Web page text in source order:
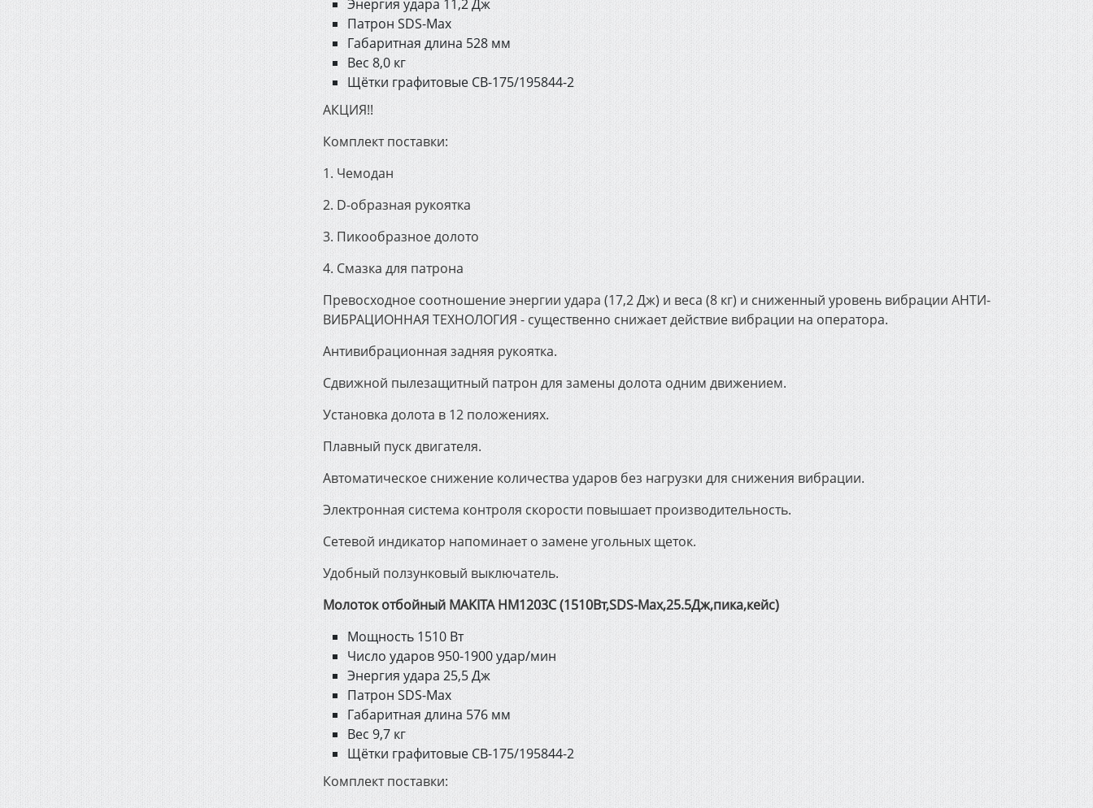
Энергия удара 11,2 Дж
Патрон SDS-Max
Габаритная длина 528 мм
Вес 8,0 кг
Щётки графитовые СВ-175/195844-2
АКЦИЯ!!
Комплект поставки:
1. Чемодан
2. D-образная рукоятка
3. Пикообразное долото
4. Смазка для патрона
Превосходное соотношение энергии удара (17,2 Дж) и веса (8 кг) и сниженный уровень вибрации АНТИ-
ВИБРАЦИОННАЯ ТЕХНОЛОГИЯ - существенно снижает действие вибрации на оператора.
Антивибрационная задняя рукоятка.
Сдвижной пылезащитный патрон для замены долота одним движением.
Установка долота в 12 положениях.
Плавный пуск двигателя.
Автоматическое снижение количества ударов без нагрузки для снижения вибрации.
Электронная система контроля скорости повышает производительность.
Сетевой индикатор напоминает о замене угольных щеток.
Удобный ползунковый выключатель.
Молоток отбойный MAKITA HM1203C (1510Вт,SDS-Max,25.5Дж,пика,кейс)
Мощность 1510 Вт
Число ударов 950-1900 удар/мин
Энергия удара 25,5 Дж
Патрон SDS-Max
Габаритная длина 576 мм
Вес 9,7 кг
Щётки графитовые СВ-175/195844-2
Комплект поставки: